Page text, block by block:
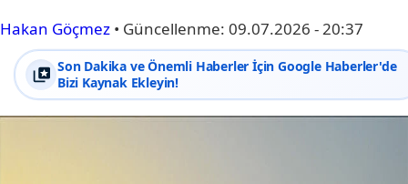
Hakan Göçmez • Güncellenme: 09.07.2026 - 20:37
Son Dakika ve Önemli Haberler İçin Google Haberler'de
Bizi Kaynak Ekleyin!